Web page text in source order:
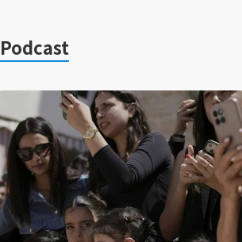
Podcast